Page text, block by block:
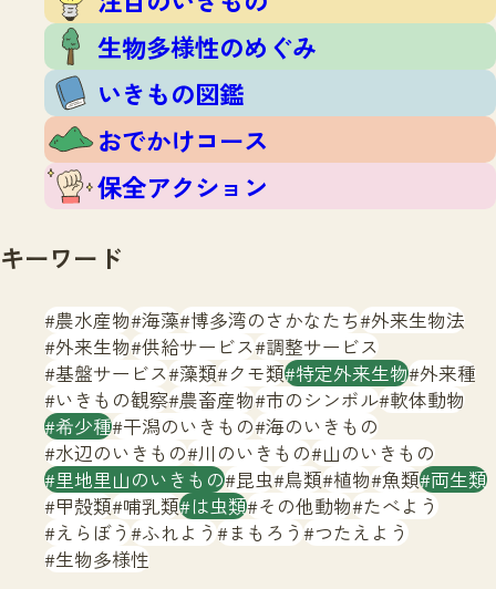
文字サイズ 小 中 大
生物多様性のめぐみ
いきもの図鑑
おでかけコース
保全アクション
調査レポート
調査レポートTOP
調査結果
ふくおかいきものマップ
マッチング
マッチングTOP
掲載申し込みフォーム
お問合せ
生物多様性ふくおかウェブセンターとは
サイトマップ
生物多様性のめぐみ
いきもの図鑑
おでかけコース
保全アクション
キーワード
農水産物 海藻 博多湾のさかなたち 外来生物法
外来生物 供給サービス 調整サービス
基盤サービス 藻類 クモ類 特定外来生物 外来種
いきもの観察 農畜産物 市のシンボル 軟体動物
希少種 干潟のいきもの 海のいきもの
水辺のいきもの 川のいきもの 山のいきもの
里地里山のいきもの 昆虫 鳥類 植物 魚類 両生類
甲殻類 哺乳類 は虫類 その他動物 たべよう
えらぼう ふれよう まもろう つたえよう
生物多様性